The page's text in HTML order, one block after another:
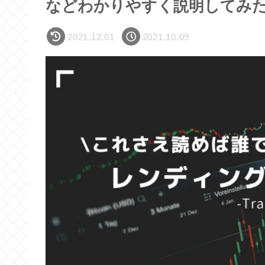
などわかりやすく説明してみ
2021.12.01 2021.10.09